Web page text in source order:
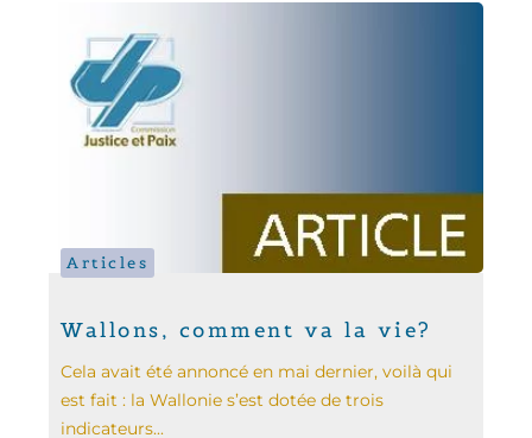
Articles
Wallons, comment va la vie?
Cela avait été annoncé en mai dernier, voilà qui
est fait : la Wallonie s’est dotée de trois
indicateurs...